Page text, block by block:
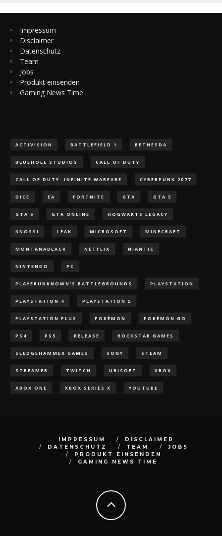
Impressum
Disclaimer
Datenschutz
Team
Jobs
Produkt einsenden
Gaming News Time
ACTIVISION BATTLEFIELD 1 BETHESDA
BLUEHOLE STUDIOS CALL OF DUTY
CALL OF DUTY: INFINITE WARFARE CYBERPUNK 2077
DICE EA FORTNITE GTA GTA 5
GTA 6 GTA ONLINE HOGWARTS LEGACY
KNOSSI LEAK MICROSOFT MINECRAFT
MONTANABLACK NETFLIX NIANTIC
NINTENDO PC
PLAYERUNKNOWN'S BATTLEGROUNDS PLAYSTATION
PLAYSTATION 4 PLAYSTATION 5
PLAYSTATION PLUS POKÈMON POKÉMON GO
PS4 PS5 RELEASE ROCKSTAR GAMES
SLEDGEHAMMER GAMES SONY STEAM
STREAMER TWITCH UBISOFT XBOX
XBOX ONE XBOX SERIES X YOUTUBE
IMPRESSUM
DISCLAIMER
DATENSCHUTZ
TEAM
JOBS
PRODUKT EINSENDEN
GAMING NEWS TIME